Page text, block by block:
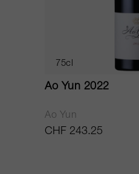
75cl
Ao Yun 2022
Ao Yun
CHF 243.25